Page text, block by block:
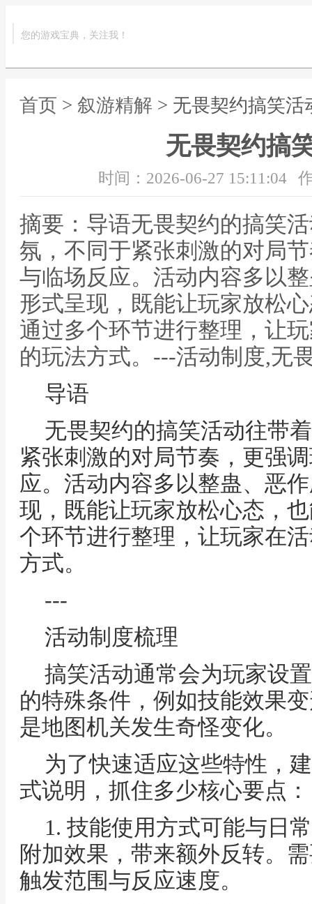
您的游戏宝典，关注我！
首页 > 叙游精解 > 无畏契约搞笑活
无畏契约搞
时间：2026-06-27 15:11:04
摘要：导语无畏契约的搞笑
氛，不同于紧张刺激的对局
与临场反应。活动内容多以
形式呈现，既能让玩家放松
通过多个环节进行整理，让
的玩法方式。---活动制度,无
导语
无畏契约的搞笑活动往带
紧张刺激的对局节奏，更强
应。活动内容多以整蛊、恶
现，既能让玩家放松心态，
个环节进行整理，让玩家在
方式。
---
活动制度梳理
搞笑活动通常会为玩家设
的特殊条件，例如技能效果
是地图机关发生奇怪变化。
为了快速适应这些特性，
式说明，抓住多少核心要点：
1. 技能使用方式可能与日
附加效果，带来额外反转。
触发范围与反应速度。